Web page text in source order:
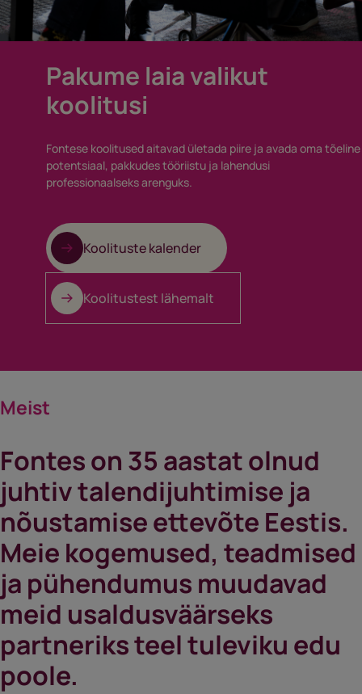
Pakume laia valikut
koolitusi
Fontese koolitused aitavad ületada piire ja avada oma tõeline
potentsiaal, pakkudes tööriistu ja lahendusi
professionaalseks arenguks.
Koolituste kalender
Koolitustest lähemalt
Meist
Fontes on 35 aastat olnud
juhtiv talendijuhtimise ja
nõustamise ettevõte Eestis.
Meie kogemused, teadmised
ja pühendumus muudavad
meid usaldusväärseks
partneriks teel tuleviku edu
poole.